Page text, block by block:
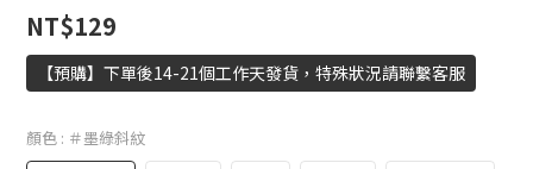
NT$129
【預購】下單後14-21個工作天發貨，特殊狀況請聯繫客服
顏色 : ＃墨綠斜紋